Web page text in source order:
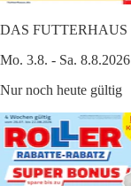
DAS FUTTERHAUS
Mo. 3.8. - Sa. 8.8.2026
Nur noch heute gültig